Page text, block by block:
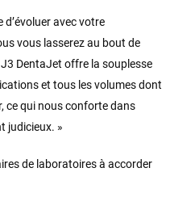
avec votre
vous lasserez au bout de
DentaJet offre la souplesse
et tous les volumes dont
ce qui nous conforte dans
judicieux. »
de laboratoires à accorder